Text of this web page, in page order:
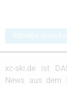
Schreibe einen
xc-ski.de ist
News aus dem